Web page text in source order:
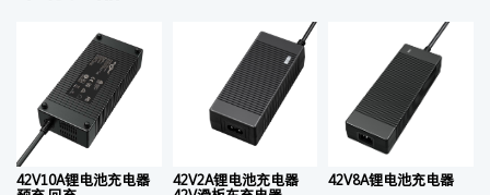
42V10A锂电池充电器
42V2A锂电池充电器
42V8A锂电池充电器